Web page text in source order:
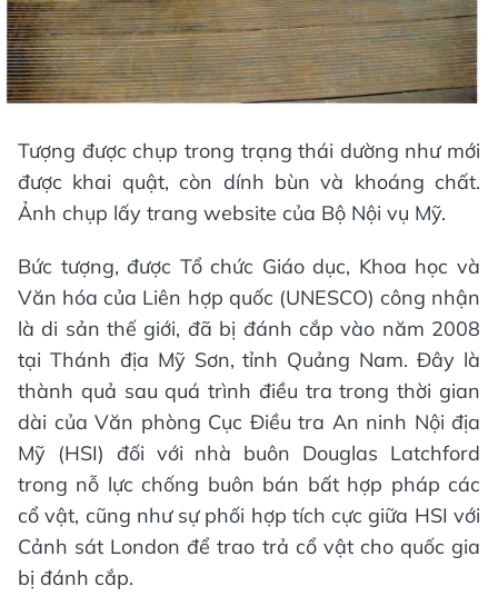
Tượng được chụp trong trạng thái dường như mới
được khai quật, còn dính bùn và khoáng chất.
Ảnh chụp lấy trang website của Bộ Nội vụ Mỹ.
Bức tượng, được Tổ chức Giáo dục, Khoa học và
Văn hóa của Liên hợp quốc (UNESCO) công nhận
là di sản thế giới, đã bị đánh cắp vào năm 2008
tại Thánh địa Mỹ Sơn, tỉnh Quảng Nam. Đây là
thành quả sau quá trình điều tra trong thời gian
dài của Văn phòng Cục Điều tra An ninh Nội địa
Mỹ (HSI) đối với nhà buôn Douglas Latchford
trong nỗ lực chống buôn bán bất hợp pháp các
cổ vật, cũng như sự phối hợp tích cực giữa HSI với
Cảnh sát London để trao trả cổ vật cho quốc gia
bị đánh cắp.